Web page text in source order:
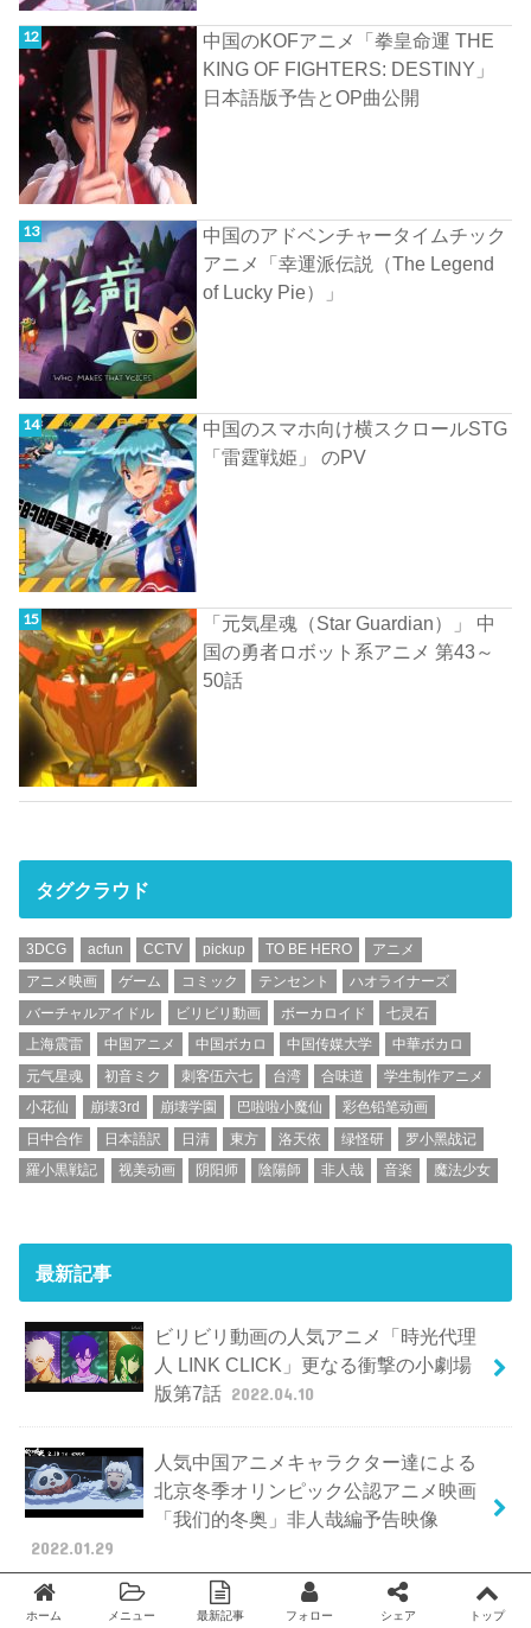
中国のKOFアニメ「拳皇命運 THE
KING OF FIGHTERS: DESTINY」
日本語版予告とOP曲公開
中国のアドベンチャータイムチック
アニメ「幸運派伝説（The Legend
of Lucky Pie）」
中国のスマホ向け横スクロールSTG
「雷霆戦姫」 のPV
「元気星魂（Star Guardian）」 中
国の勇者ロボット系アニメ 第43～
50話
タグクラウド
3DCG acfun CCTV pickup TO BE HERO
アニメ
アニメ映画
ゲーム コミック テンセント
ハオライナーズ
バーチャルアイドル
ビリビリ動画 ボーカロイド
七灵石
上海震雷
中国アニメ 中国ボカロ 中国传媒大学
中華ボカロ
元气星魂
初音ミク 刺客伍六七 台湾 合味道
学生制作アニメ
小花仙
崩壊3rd 崩壊学園 巴啦啦小魔仙
彩色铅笔动画
日中合作
日本語訳 日清 東方 洛天依 绿怪研
罗小黑战记
羅小黒戦記
视美动画 阴阳师 陰陽師 非人哉 音楽 魔法少女
最新記事
ビリビリ動画の人気アニメ「時光代理
人 LINK CLICK」更なる衝撃の小劇場
版第7話 2022.04.10
人気中国アニメキャラクター達による
北京冬季オリンピック公認アニメ映画
「我们的冬奥」非人哉編予告映像
2022.01.29
中国の人気バーチャル歌姫「泠鳶
ホーム メニュー 最新記事 フォロー シェア トップ
Twitter facebook